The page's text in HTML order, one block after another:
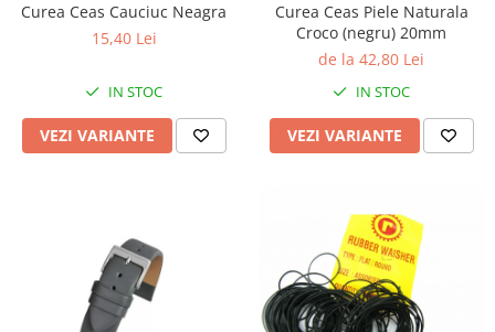
Curea Ceas Cauciuc Neagra
15,40 Lei
IN STOC
VEZI VARIANTE
Curea Ceas Piele Naturala
Croco (negru) 20mm
de la 42,80 Lei
IN STOC
VEZI VARIANTE